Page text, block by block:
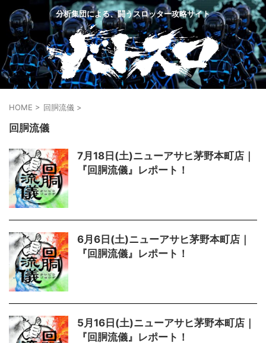
分析集団による、闘うスロッター攻略サイト
HOME > 回胴流儀 >
回胴流儀
7月18日(土)ニューアサヒ茅野本町店｜
『回胴流儀』レポート！
6月6日(土)ニューアサヒ茅野本町店｜
『回胴流儀』レポート！
5月16日(土)ニューアサヒ茅野本町店｜
『回胴流儀』レポート！